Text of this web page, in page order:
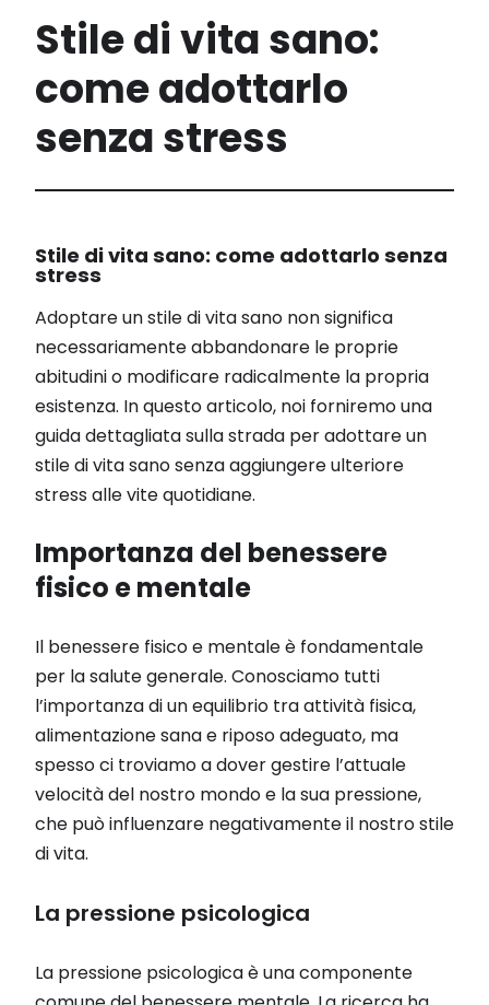
Stile di vita sano:
come adottarlo
senza stress
Stile di vita sano: come adottarlo senza
stress
Adoptare un stile di vita sano non significa
necessariamente abbandonare le proprie
abitudini o modificare radicalmente la propria
esistenza. In questo articolo, noi forniremo una
guida dettagliata sulla strada per adottare un
stile di vita sano senza aggiungere ulteriore
stress alle vite quotidiane.
Importanza del benessere
fisico e mentale
Il benessere fisico e mentale è fondamentale
per la salute generale. Conosciamo tutti
l’importanza di un equilibrio tra attività fisica,
alimentazione sana e riposo adeguato, ma
spesso ci troviamo a dover gestire l’attuale
velocità del nostro mondo e la sua pressione,
che può influenzare negativamente il nostro stile
di vita.
La pressione psicologica
La pressione psicologica è una componente